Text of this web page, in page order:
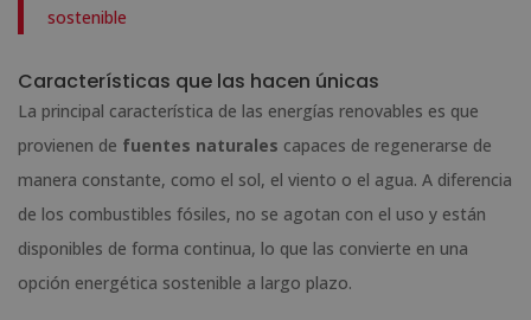
sostenible
Características que las hacen únicas
La principal característica de las energías renovables es que
provienen de fuentes naturales capaces de regenerarse de
manera constante, como el sol, el viento o el agua. A diferencia
de los combustibles fósiles, no se agotan con el uso y están
disponibles de forma continua, lo que las convierte en una
opción energética sostenible a largo plazo.